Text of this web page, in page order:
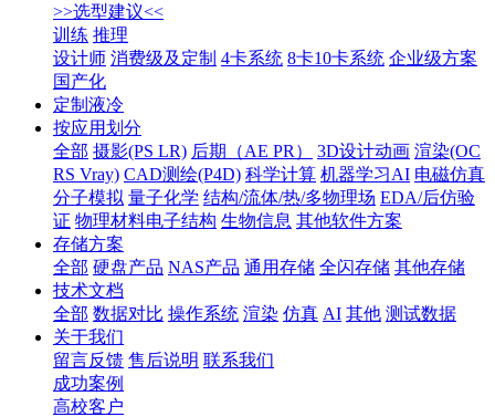
>>选型建议<<
训练 推理
设计师 消费级及定制 4卡系统 8卡10卡系统 企业级方案
国产化
定制液冷
按应用划分
全部 摄影(PS LR) 后期（AE PR） 3D设计动画 渲染(OC
RS Vray) CAD测绘(P4D) 科学计算 机器学习AI 电磁仿真
分子模拟 量子化学 结构/流体/热/多物理场 EDA/后仿验
证 物理材料电子结构 生物信息 其他软件方案
存储方案
全部 硬盘产品 NAS产品 通用存储 全闪存储 其他存储
技术文档
全部 数据对比 操作系统 渲染 仿真 AI 其他 测试数据
关于我们
留言反馈 售后说明 联系我们
成功案例
高校客户